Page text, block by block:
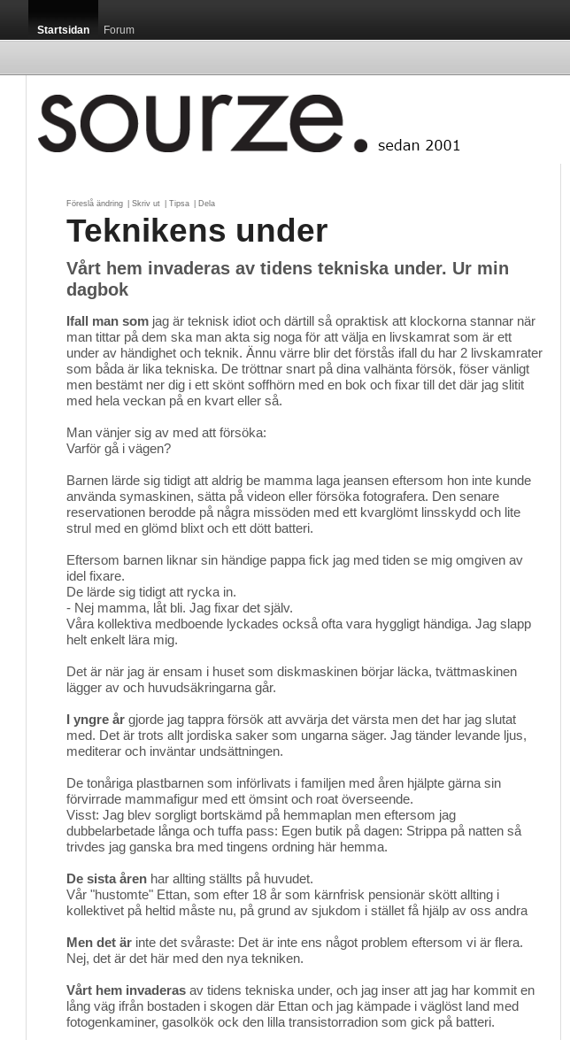
Startsidan Forum
Föreslå ändring Skriv ut Tipsa Dela
Teknikens under
Vårt hem invaderas av tidens tekniska under. Ur min
dagbok
Ifall man som jag är teknisk idiot och därtill så opraktisk att klockorna stannar när
man tittar på dem ska man akta sig noga för att välja en livskamrat som är ett
under av händighet och teknik. Ännu värre blir det förstås ifall du har 2 livskamrater
som båda är lika tekniska. De tröttnar snart på dina valhänta försök, föser vänligt
men bestämt ner dig i ett skönt soffhörn med en bok och fixar till det där jag slitit
med hela veckan på en kvart eller så.
Man vänjer sig av med att försöka:
Varför gå i vägen?
Barnen lärde sig tidigt att aldrig be mamma laga jeansen eftersom hon inte kunde
använda symaskinen, sätta på videon eller försöka fotografera. Den senare
reservationen berodde på några missöden med ett kvarglömt linsskydd och lite
strul med en glömd blixt och ett dött batteri.
Eftersom barnen liknar sin händige pappa fick jag med tiden se mig omgiven av
idel fixare.
De lärde sig tidigt att rycka in.
- Nej mamma, låt bli. Jag fixar det själv.
Våra kollektiva medboende lyckades också ofta vara hyggligt händiga. Jag slapp
helt enkelt lära mig.
Det är när jag är ensam i huset som diskmaskinen börjar läcka, tvättmaskinen
lägger av och huvudsäkringarna går.
I yngre år gjorde jag tappra försök att avvärja det värsta men det har jag slutat
med. Det är trots allt jordiska saker som ungarna säger. Jag tänder levande ljus,
mediterar och inväntar undsättningen.
De tonåriga plastbarnen som införlivats i familjen med åren hjälpte gärna sin
förvirrade mammafigur med ett ömsint och roat överseende.
Visst: Jag blev sorgligt bortskämd på hemmaplan men eftersom jag
dubbelarbetade långa och tuffa pass: Egen butik på dagen: Strippa på natten så
trivdes jag ganska bra med tingens ordning här hemma.
De sista åren har allting ställts på huvudet.
Vår "hustomte" Ettan, som efter 18 år som kärnfrisk pensionär skött allting i
kollektivet på heltid måste nu, på grund av sjukdom i stället få hjälp av oss andra
Men det är inte det svåraste: Det är inte ens något problem eftersom vi är flera.
Nej, det är det här med den nya tekniken.
Vårt hem invaderas av tidens tekniska under, och jag inser att jag har kommit en
lång väg ifrån bostaden i skogen där Ettan och jag kämpade i väglöst land med
fotogenkaminer, gasolkök ock den lilla transistorradion som gick på batteri.